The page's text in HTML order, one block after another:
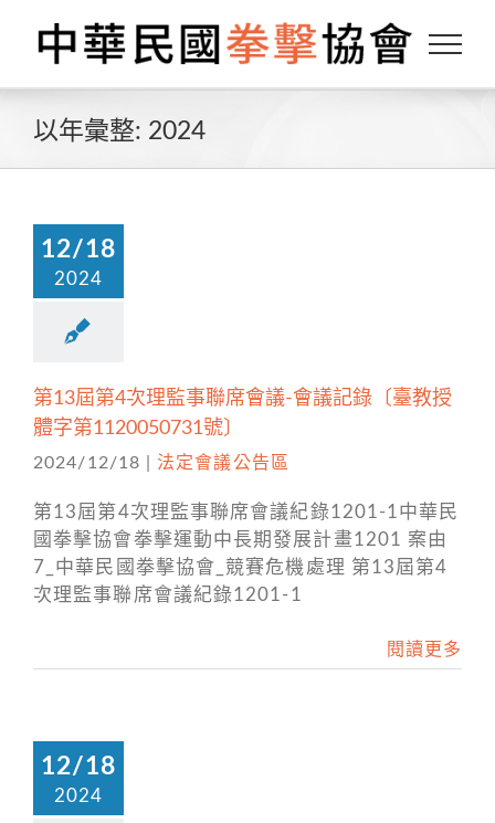
content
以年彙整: 2024
12/18
2024
第13屆第4次理監事聯席會議-會議記錄〔臺教授
體字第1120050731號〕
2024/12/18 法定會議公告區
第13屆第4次理監事聯席會議紀錄1201-1中華民
國拳擊協會拳擊運動中長期發展計畫1201 案由
7_中華民國拳擊協會_競賽危機處理 第13屆第4
次理監事聯席會議紀錄1201-1
閱讀更多
12/18
2024